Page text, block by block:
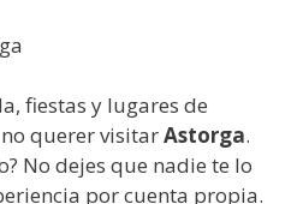
fiestas y lugares de
querer visitarAstorga.
No dejes que nadie te lo
por cuenta propia.